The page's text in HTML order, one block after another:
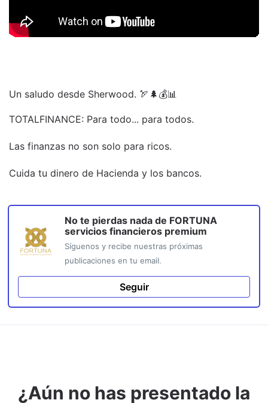
Un saludo desde Sherwood. 🏹🌲💰📊
TOTALFINANCE: Para todo... para todos.
Las finanzas no son solo para ricos.
Cuida tu dinero de Hacienda y los bancos.
No te pierdas nada de FORTUNA
servicios financieros premium
Síguenos y recibe nuestras próximas
publicaciones en tu email.
Seguir
¿Aún no has presentado la